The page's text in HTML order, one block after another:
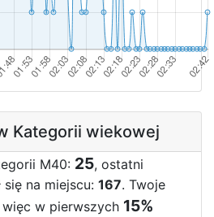
Kategorii wiekowej
M40: 25, ostatni
się na miejscu: 167. Twoje
w pierwszych 15%